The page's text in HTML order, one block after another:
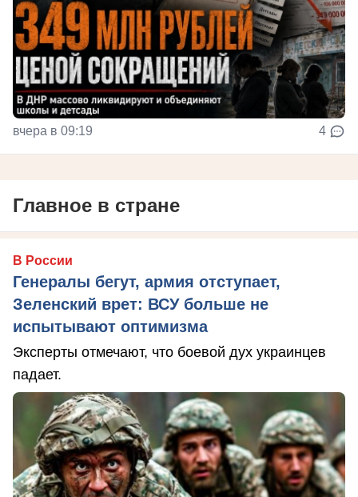
вчера в 09:19 4
Главное в стране
В России
Генералы бегут, армия отступает,
Зеленский врет: ВСУ больше не
испытывают оптимизма
Эксперты отмечают, что боевой дух украинцев
падает.